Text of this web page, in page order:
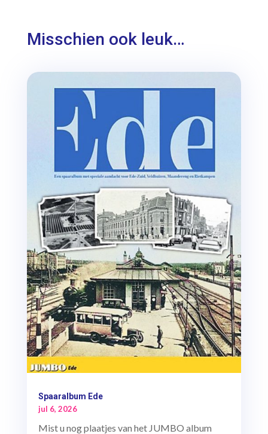
Misschien ook leuk…
Spaaralbum Ede
jul 6, 2026
Mist u nog plaatjes van het JUMBO album